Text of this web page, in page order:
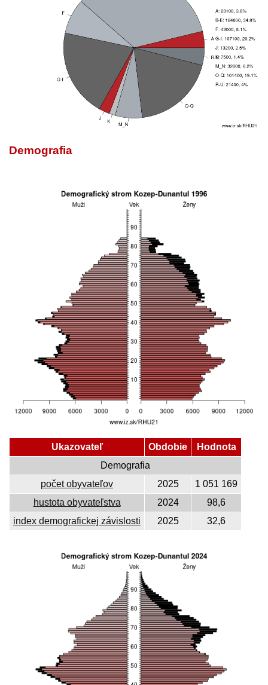
Demografia
Ukazovateľ Obdobie
Hodnota
Demografia
počet obyvateľov
2025
1 051 169
hustota obyvateľstva
2024
98,6
index demografickej závislosti
2025 32,6